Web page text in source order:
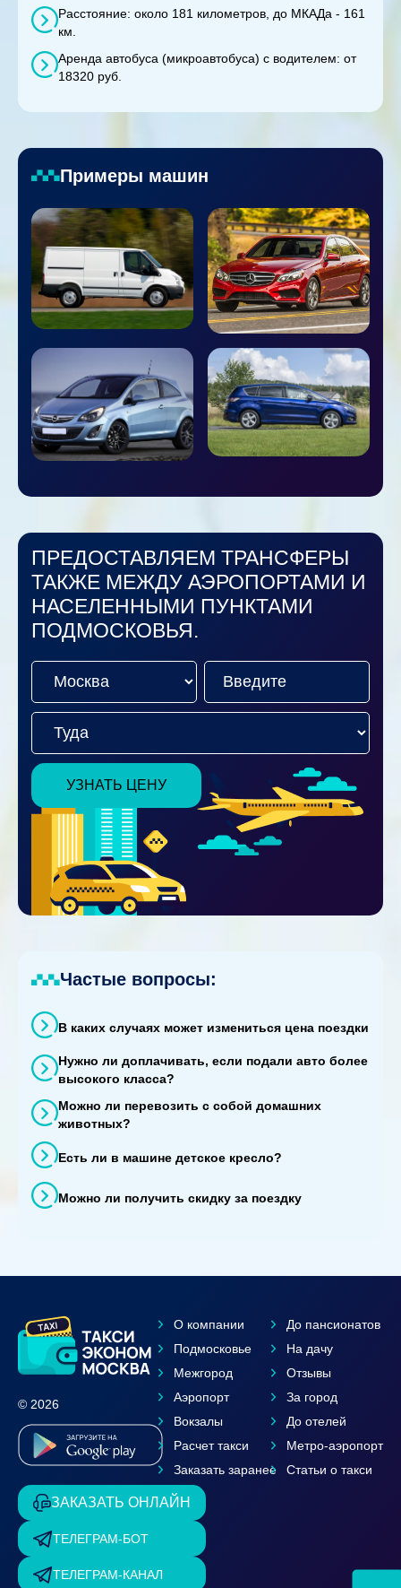
Расстояние: около 181 километров, до МКАДа - 161
км.
Аренда автобуса (микроавтобуса) с водителем: от
18320 руб.
Примеры машин
ПРЕДОСТАВЛЯЕМ ТРАНСФЕРЫ
ТАКЖЕ МЕЖДУ АЭРОПОРТАМИ И
НАСЕЛЕННЫМИ ПУНКТАМИ
ПОДМОСКОВЬЯ.
УЗНАТЬ ЦЕНУ
Частые вопросы:
В каких случаях может измениться цена поездки
Нужно ли доплачивать, если подали авто более
высокого класса?
Можно ли перевозить с собой домашних
животных?
Есть ли в машине детское кресло?
Можно ли получить скидку за поездку
© 2026
О компании
Подмосковье
Межгород
Аэропорт
Вокзалы
Расчет такси
Заказать заранее
До пансионатов
На дачу
Отзывы
За город
До отелей
Метро-аэропорт
Статьи о такси
ЗАКАЗАТЬ ОНЛАЙН
ТЕЛЕГРАМ-БОТ
ТЕЛЕГРАМ-КАНАЛ